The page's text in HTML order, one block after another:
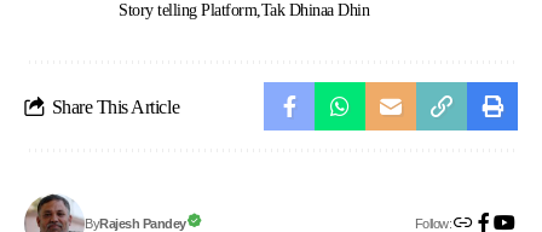
Story telling Platform Tak Dhinaa Dhin
Share This Article
ByRajesh Pandey Follow: